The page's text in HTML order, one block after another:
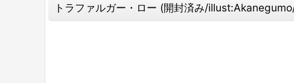
トラファルガー・ロー (開封済み/